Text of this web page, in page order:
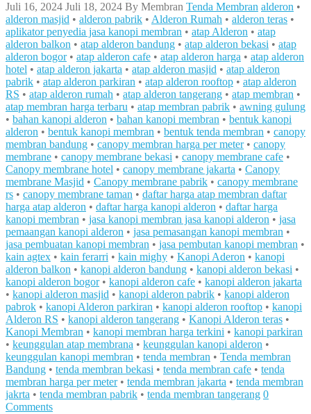
Juli 16, 2024 Juli 18, 2024 By Membran Tenda Membran alderon •
alderon masjid • alderon pabrik • Alderon Rumah • alderon teras •
aplikator penyedia jasa kanopi membran • atap Alderon • atap
alderon balkon • atap alderon bandung • atap alderon bekasi • atap
alderon bogor• atap alderon cafe • atap alderon harga • atap alderon
hotel • atap alderon jakarta • atap alderon masjid • atap alderon
pabrik • atap alderon parkiran • atap alderon rooftop • atap alderon
RS • atap alderon rumah • atap alderon tangerang • atap membran •
atap membran harga terbaru • atap membran pabrik • awning gulung
• bahan kanopi alderon • bahan kanopi membran • bentuk kanopi
alderon • bentuk kanopi membran • bentuk tenda membran • canopy
membran bandung • canopy membran harga per meter• canopy
membrane • canopy membrane bekasi • canopy membrane cafe •
Canopy membrane hotel • canopy membrane jakarta • Canopy
membrane Masjid • Canopy membrane pabrik • canopy membrane
rs • canopy membrane taman • daftar harga atap membran daftar
harga atap alderon • daftar harga kanopi alderon • daftar harga
kanopi membran • jasa kanopi membran jasa kanopi alderon • jasa
pemaangan kanopi alderon • jasa pemasangan kanopi membran •
jasa pembuatan kanopi membran • jasa pembutan kanopi membran •
kain agtex • kain ferarri • kain mighy • Kanopi Aderon • kanopi
alderon balkon • kanopi alderon bandung • kanopi alderon bekasi •
kanopi alderon bogor• kanopi alderon cafe • kanopi alderon jakarta
• kanopi alderon masjid • kanopi alderon pabrik • kanopi alderon
pabrok • kanopi Alderon parkiran • kanopi alderon rooftop • kanopi
Alderon RS • kanopi alderon tangerang • Kanopi Alderon teras •
Kanopi Membran • kanopi membran harga terkini • kanopi parkiran
• keunggulan atap membrana • keunggulan kanopi alderon •
keunggulan kanopi membran • tenda membran • Tenda membran
Bandung • tenda membran bekasi • tenda membran cafe • tenda
membran harga per meter• tenda membran jakarta • tenda membran
jakrta • tenda membran pabrik • tenda membran tangerang 0
Comments